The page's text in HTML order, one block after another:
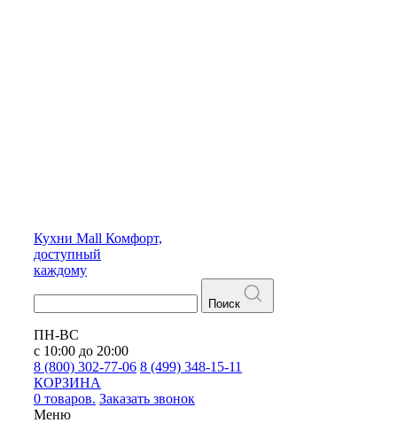
Кухни Mall Комфорт,
доступный
каждому
Поиск
ПН-ВС
с 10:00 до 20:00
8 (800) 302-77-06 8 (499) 348-15-11
КОРЗИНА
0 товаров. Заказать звонок
Меню